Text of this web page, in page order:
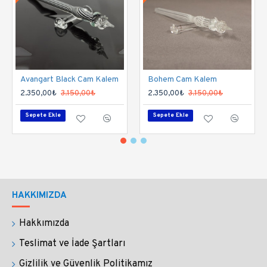
Kalemlerimiz mürekkebe daldırılarak
kullanılır.Her daldırışta mürekkep kalem
ucundaki yivlere tutunur ve sadece siz yazarken
sürtünme gücüyle yivlerden süzülür, bu sayede
mürekkep damlamaz, sıçramaz;
uzun bir yazış sağlar.
Temizliği çok basittir. Suya daldırmanız yeterlidir.
boyalarla, kahve ve şarapla çalışabilirsiniz.
için de uygundur.
çalışmalarınızda çok rahat renk geçişi sağlarsınız.
Avangart Black Cam Kalem
2.350,00₺ 3.150,00₺
Sepete Ekle
Bohem Cam Kalem
2.350,00₺ 3.150,00₺
Sepete Ekle
HAKKIMIZDA
Hakkımızda
Teslimat ve İade Şartları
Gizlilik ve Güvenlik Politikamız